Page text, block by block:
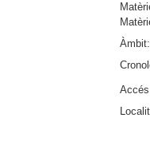
Àmbit: